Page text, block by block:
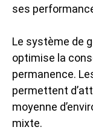
ses
Le système de
optimise la
permanence.
permettent
moyenne
mixte.